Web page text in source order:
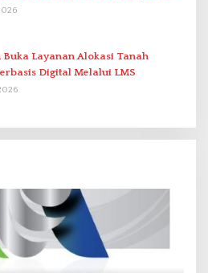
Buka Layanan Alokasi Tanah
Digital Melalui LMS